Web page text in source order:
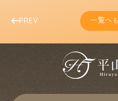
PREV 一覧へ